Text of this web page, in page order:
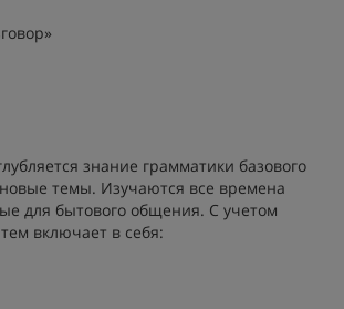
знание грамматики базового
новые темы. Изучаются все времена
для бытового общения. С учетом
включает в себя: